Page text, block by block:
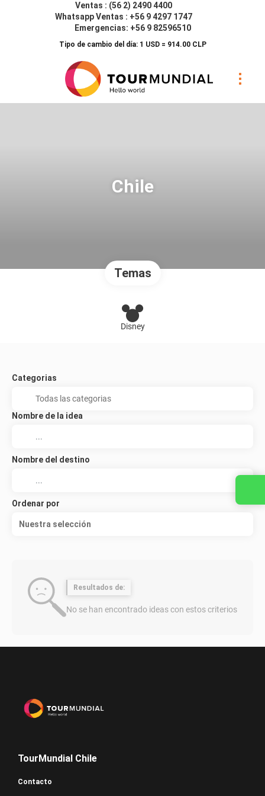
Ventas : (56 2) 2490 4400
Whatsapp Ventas : +56 9 4297 1747
Emergencias: +56 9 82596510
Tipo de cambio del día: 1 USD = 914.00 CLP
Chile
Temas
Disney
Categorias
Nombre de la idea
Nombre del destino
Ordenar por
Nuestra selección
Resultados de:
No se han encontrado ideas con estos criterios
TourMundial Chile
Contacto